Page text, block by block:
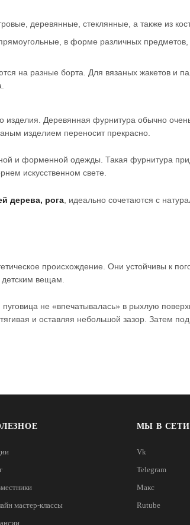
деревянные, стеклянные, а также из
в форме различных
на разные борта. Для вязаных жакетов и
изделия. Деревянная фурнитура обычно
изделием переносит прекрасно.
и форменной одежды. Такая фурнитура
искусственном свете.
дерева, рога , идеально сочетаются с
происхождение. Они устойчивы к
вещам.
не «впечатывалась» в рыхлую
и оставляя небольшой зазор. Затем под
мастер-классы
МЫ В СЕТИ
Vk
Telegram
Макс
Rutube